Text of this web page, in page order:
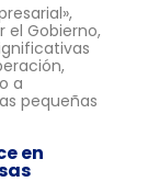
el Gobierno,
a
pequeñas
en